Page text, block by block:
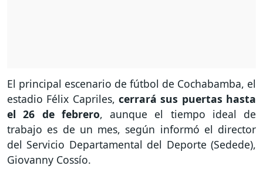
El principal escenario de fútbol de Cochabamba, el
estadio Félix Capriles, cerrará sus puertas hasta
el 26 de febrero, aunque el tiempo ideal de
trabajo es de un mes, según informó el director
del Servicio Departamental del Deporte (Sedede),
Giovanny Cossío.